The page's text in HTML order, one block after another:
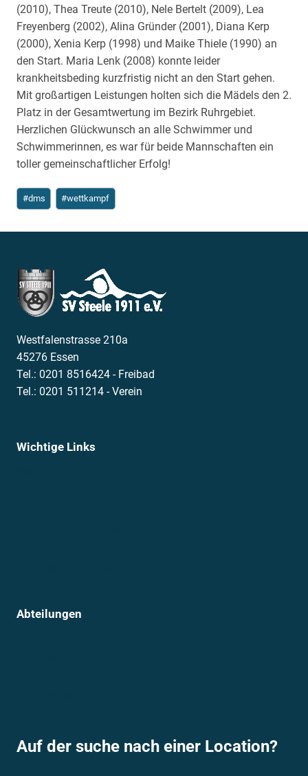
(2010), Thea Treute (2010), Nele Bertelt (2009), Lea
Freyenberg (2002), Alina Gründer (2001), Diana Kerp
(2000), Xenia Kerp (1998) und Maike Thiele (1990) an
den Start. Maria Lenk (2008) konnte leider
krankheitsbeding kurzfristig nicht an den Start gehen.
Mit großartigen Leistungen holten sich die Mädels den 2.
Platz in der Gesamtwertung im Bezirk Ruhrgebiet.
Herzlichen Glückwunsch an alle Schwimmer und
Schwimmerinnen, es war für beide Mannschaften ein
toller gemeinschaftlicher Erfolg!
Schlagworte:
#dms #wettkampf
Westfalenstrasse 210a
45276 Essen
Tel.: 0201 8516424 - Freibad
Tel.: 0201 511214 - Verein
Wichtige Links
Abteilungen
Auf der suche nach einer Location?